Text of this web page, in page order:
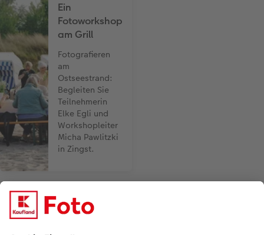
Ein
Fotoworkshop
am Grill
Fotografieren
am
Ostseestrand:
Begleiten Sie
Teilnehmerin
Elke Egli und
Workshopleiter
Micha Pawlitzki
in Zingst.
Bezahlarten